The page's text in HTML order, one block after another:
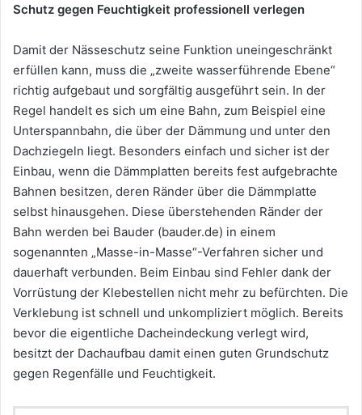
Schutz gegen Feuchtigkeit professionell verlegen
Damit der Nässeschutz seine Funktion uneingeschränkt
erfüllen kann, muss die „zweite wasserführende Ebene“
richtig aufgebaut und sorgfältig ausgeführt sein. In der
Regel handelt es sich um eine Bahn, zum Beispiel eine
Unterspannbahn, die über der Dämmung und unter den
Dachziegeln liegt. Besonders einfach und sicher ist der
Einbau, wenn die Dämmplatten bereits fest aufgebrachte
Bahnen besitzen, deren Ränder über die Dämmplatte
selbst hinausgehen. Diese überstehenden Ränder der
Bahn werden bei Bauder (bauder.de) in einem
sogenannten „Masse-in-Masse“-Verfahren sicher und
dauerhaft verbunden. Beim Einbau sind Fehler dank der
Vorrüstung der Klebestellen nicht mehr zu befürchten. Die
Verklebung ist schnell und unkompliziert möglich. Bereits
bevor die eigentliche Dacheindeckung verlegt wird,
besitzt der Dachaufbau damit einen guten Grundschutz
gegen Regenfälle und Feuchtigkeit.